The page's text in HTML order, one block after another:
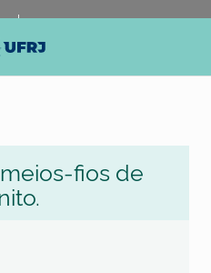
fios de